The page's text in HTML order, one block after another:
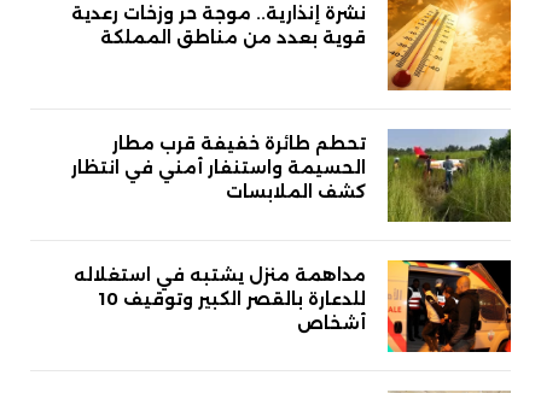
نشرة إنذارية.. موجة حر وزخات رعدية
قوية بعدد من مناطق المملكة
تحطم طائرة خفيفة قرب مطار
الحسيمة واستنفار أمني في انتظار
كشف الملابسات
مداهمة منزل يشتبه في استغلاله
للدعارة بالقصر الكبير وتوقيف 10
أشخاص